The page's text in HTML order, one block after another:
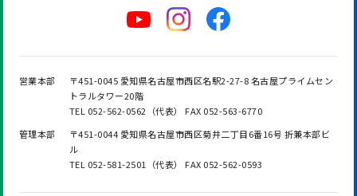
営業本部
〒451-0045 愛知県名古屋市西区名駅2-27-8 名古屋プライムセン
トラルタワー20階
TEL 052-562-0562（代表） FAX 052-563-6770
管理本部
〒451-0044 愛知県名古屋市西区菊井二丁目6番16号 折兼本部ビ
ル
TEL 052-581-2501（代表） FAX 052-562-0593